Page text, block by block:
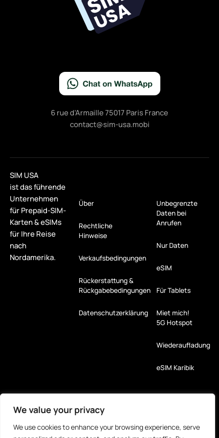
We value your privacy
We use cookies to enhance your browsing experience, serve
6 rue d’Armaille 75017 Paris France
contact@sim-usa.mobi
SIM USA
ist das führende
Unternehmen
für Prepaid-SIM-
Karten & eSIMs
für Ihre Reise
nach
Nordamerika.
Über
Rechtliche
Hinweise
Verkaufsbedingungen
Rückerstattung &
Rückgabebedingungen
Datenschutzerklärung
Unbegrenzte
Daten bei
Anrufen
Nur Daten
eSIM
Für Tablets
Miet mich!
5G Hotspot
Wiederaufladung
eSIM Karibik
Partner